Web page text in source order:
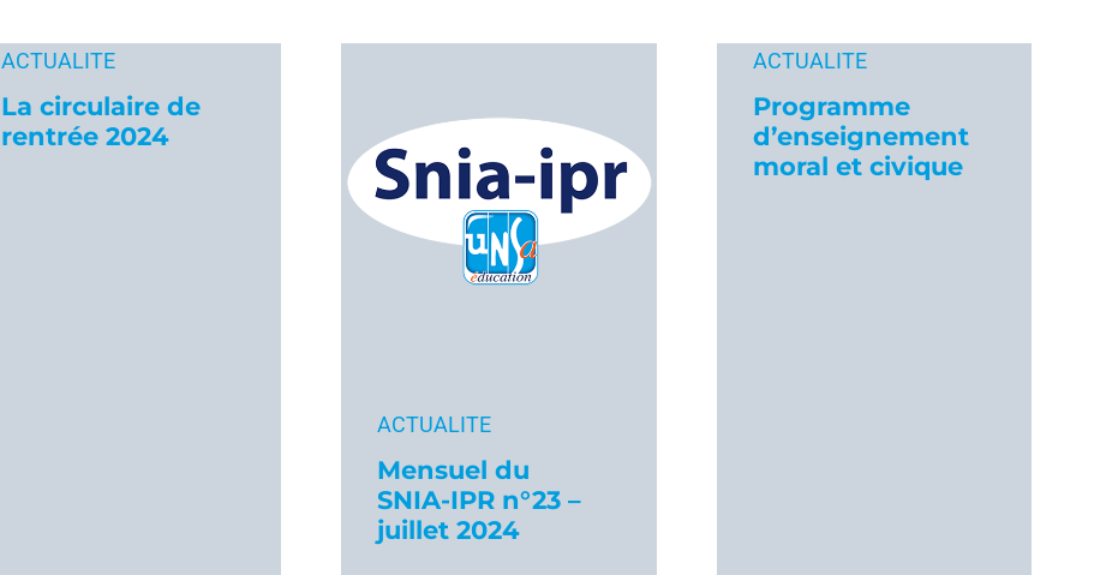
ACTUALITE
La circulaire de
rentrée 2024
ACTUALITE
Mensuel du
SNIA-IPR n°23 –
juillet 2024
ACTUALITE
Programme
d’enseignement
moral et civique